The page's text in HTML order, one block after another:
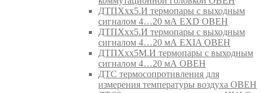
ДТПХхх5.И термопары с выходным
сигналом 4…20 мА EXD ОВЕН
ДТПХхх5.И термопары с выходным
сигналом 4…20 мА EXIA ОВЕН
ДТПХхх5М.И термопары с выходным
сигналом 4…20 мА ОВЕН
ДТС термосопротивления для
измерения температуры воздуха ОВЕН